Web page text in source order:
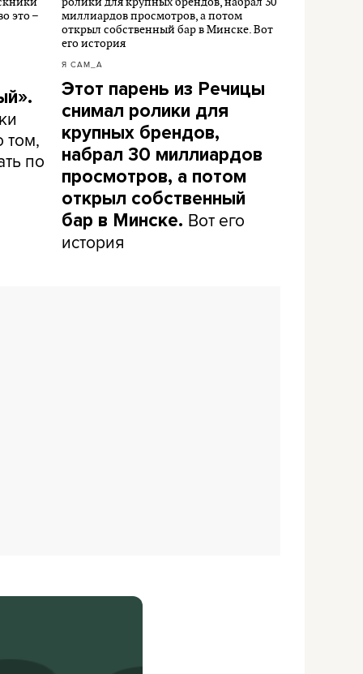
том,
по
Я САМ_А
Этот парень из Речицы
снимал ролики для
крупных брендов,
набрал 30 миллиардов
просмотров, а потом
открыл собственный
бар в Минске. Вот его
история